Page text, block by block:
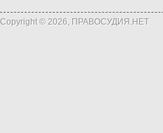
Copyright © 2026, ПРАВОСУДИЯ.НЕТ